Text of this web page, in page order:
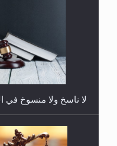
هل يُحسب حول الزكاة
لا ناسخ ولا منسوخ في